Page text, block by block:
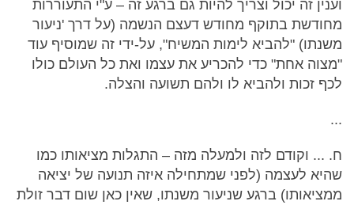
וענין זה יכול וצריך להיות גם ברגע זה – ע"י התעוררות
מחודשת בתוקף מחודש דעצם הנשמה (על דרך 'ניעור
משנתו) "להביא לימות המשיח", על-ידי זה שמוסיף עוד
"מצוה אחת" כדי להכריע את עצמו ואת כל העולם כולו
לכף זכות ולהביא לו ולהם תשועה והצלה.
...
ח. ... וקודם לזה ולמעלה מזה – התגלות מציאותו כמו
שהיא לעצמה (לפני שמתחילה איזה תנועה של יציאה
ממציאותו) ברגע שניעור משנתו, שאין כאן שום דבר זולת